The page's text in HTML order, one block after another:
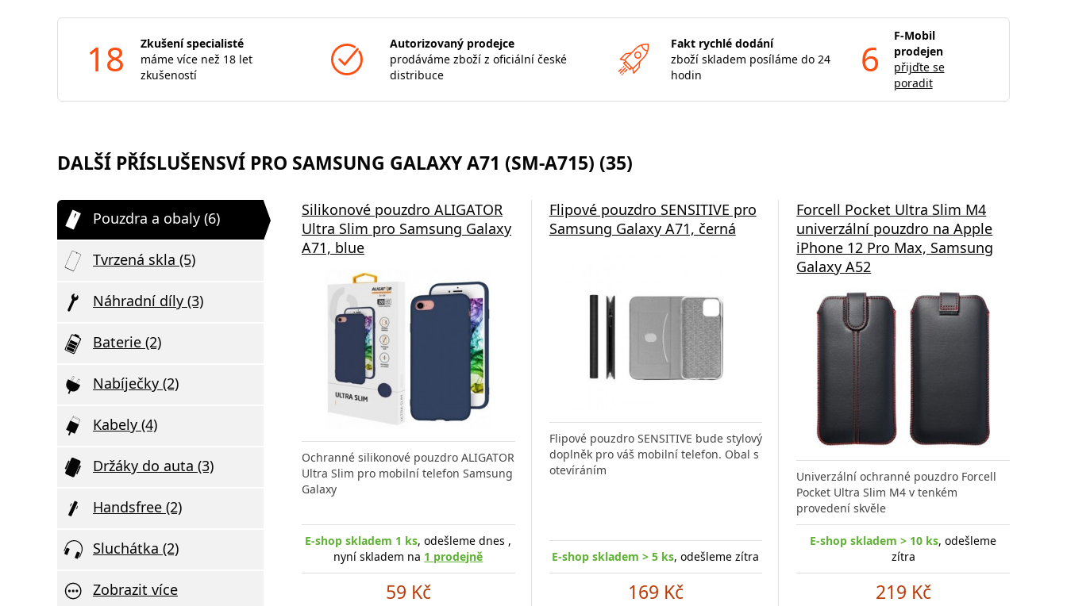
18
Zkušení specialisté
máme více než 18 let
zkušeností
Autorizovaný prodejce
prodáváme zboží z oficiální české
distribuce
Fakt rychlé dodání
zboží skladem posíláme do 24
hodin
6
F-Mobil
prodejen
přijďte se
poradit
DALŠÍ PŘÍSLUŠENSVÍ PRO SAMSUNG GALAXY A71 (SM-A715) (35)
Pouzdra a obaly (6)
Tvrzená skla (5)
Náhradní díly (3)
Baterie (2)
Nabíječky (2)
Kabely (4)
Držáky do auta (3)
Handsfree (2)
Sluchátka (2)
Zobrazit více
Silikonové pouzdro ALIGATOR
Ultra Slim pro Samsung Galaxy
A71, blue
Ochranné silikonové pouzdro ALIGATOR
Ultra Slim pro mobilní telefon Samsung
Galaxy
E-shop skladem 1 ks, odešleme dnes ,
nyní skladem na 1 prodejně
59 Kč
Flipové pouzdro SENSITIVE pro
Samsung Galaxy A71, černá
Flipové pouzdro SENSITIVE bude stylový
doplněk pro váš mobilní telefon. Obal s
otevíráním
E-shop skladem > 5 ks, odešleme zítra
169 Kč
Forcell Pocket Ultra Slim M4
univerzální pouzdro na Apple
iPhone 12 Pro Max, Samsung
Galaxy A52
Univerzální ochranné pouzdro Forcell
Pocket Ultra Slim M4 v tenkém
provedení skvěle
E-shop skladem > 10 ks, odešleme
zítra
219 Kč